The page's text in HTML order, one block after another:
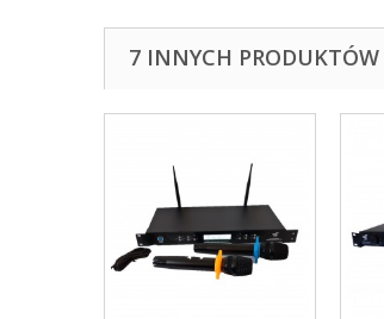
7 INNYCH PRODUKTÓW